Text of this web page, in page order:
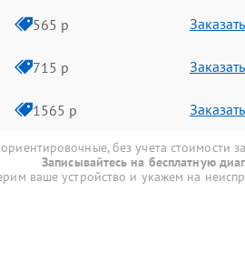
565 р Заказать
715 р Заказать
1565 р Заказать
без учета стоимости
Записывайтесь на бесплатную
ваше устройство и укажем на